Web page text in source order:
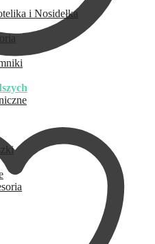
i Nosidełka